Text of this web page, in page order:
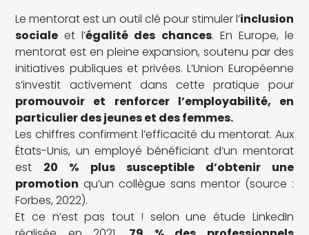
Le mentorat est un outil clé pour stimuler l’inclusion
sociale et l’égalité des chances. En Europe, le
mentorat est en pleine expansion, soutenu par des
initiatives publiques et privées. L’Union Européenne
s’investit activement dans cette pratique pour
promouvoir et renforcer l’employabilité, en
particulier des jeunes et des femmes.
Les chiffres confirment l’efficacité du mentorat. Aux
États-Unis, un employé bénéficiant d’un mentorat
est 20 % plus susceptible d’obtenir une
promotion qu’un collègue sans mentor (source :
Forbes, 2022).
Et ce n’est pas tout ! selon une étude LinkedIn